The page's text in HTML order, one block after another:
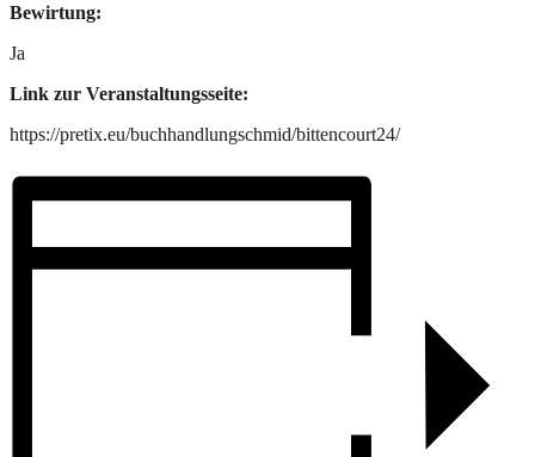
Bewirtung:
Ja
Link zur Veranstaltungsseite:
https://pretix.eu/buchhandlungschmid/bittencourt24/